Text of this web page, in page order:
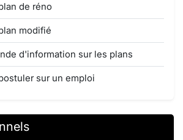
de réno
modifié
d'information sur les plans
sur un emploi